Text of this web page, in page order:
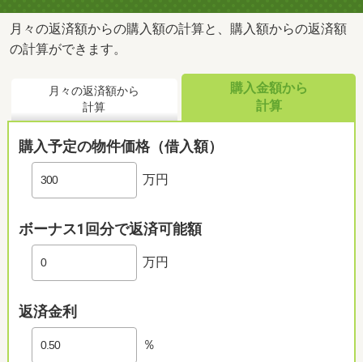
月々の返済額からの購入額の計算と、購入額からの返済額
の計算ができます。
月々の返済額から
計算
購入金額から
計算
購入予定の物件価格（借入額）
万円
ボーナス1回分で返済可能額
万円
返済金利
％